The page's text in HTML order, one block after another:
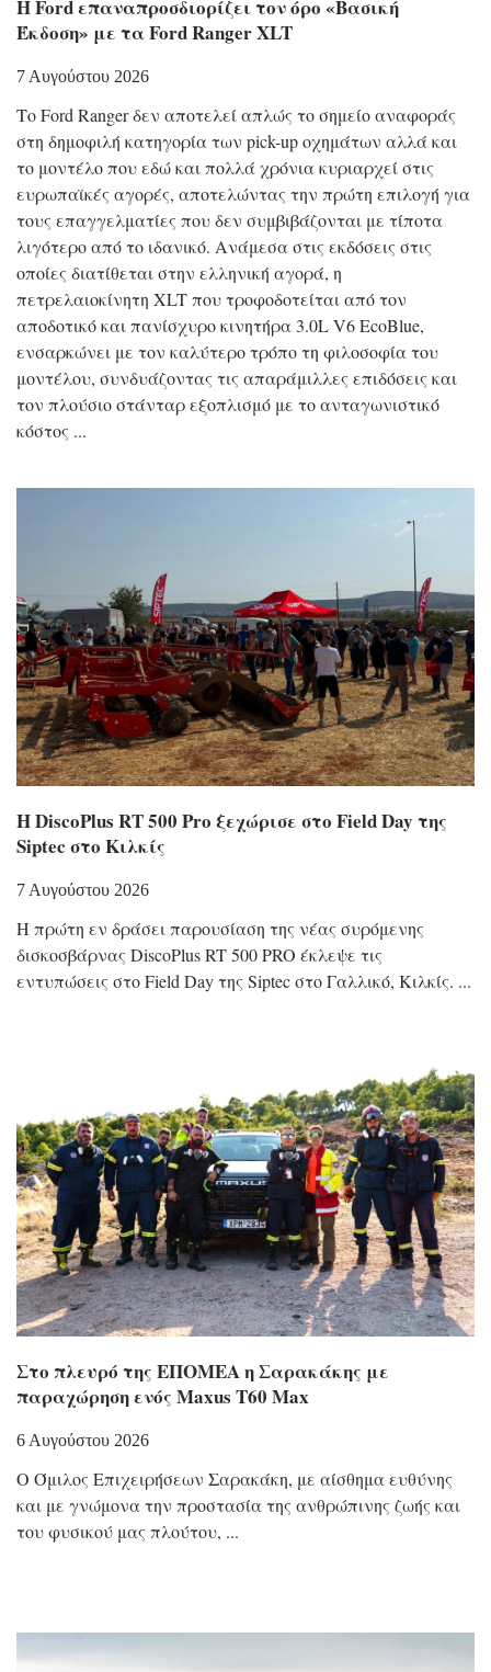
Η Ford επαναπροσδιορίζει τον όρο «Βασική
Έκδοση» με τα Ford Ranger XLT
7 Αυγούστου 2026
Το Ford Ranger δεν αποτελεί απλώς το σημείο αναφοράς
στη δημοφιλή κατηγορία των pick-up οχημάτων αλλά και
το μοντέλο που εδώ και πολλά χρόνια κυριαρχεί στις
ευρωπαϊκές αγορές, αποτελώντας την πρώτη επιλογή για
τους επαγγελματίες που δεν συμβιβάζονται με τίποτα
λιγότερο από το ιδανικό. Ανάμεσα στις εκδόσεις στις
οποίες διατίθεται στην ελληνική αγορά, η
πετρελαιοκίνητη XLT που τροφοδοτείται από τον
αποδοτικό και πανίσχυρο κινητήρα 3.0L V6 EcoBlue,
ενσαρκώνει με τον καλύτερο τρόπο τη φιλοσοφία του
μοντέλου, συνδυάζοντας τις απαράμιλλες επιδόσεις και
τον πλούσιο στάνταρ εξοπλισμό με το ανταγωνιστικό
κόστος
Η DiscoPlus RT 500 Pro ξεχώρισε στο Field Day της
Siptec στο Κιλκίς
7 Αυγούστου 2026
Η πρώτη εν δράσει παρουσίαση της νέας συρόμενης
δισκοσβάρνας DiscoPlus RT 500 PRO έκλεψε τις
εντυπώσεις στο Field Day της Siptec στο Γαλλικό, Κιλκίς.
Στο πλευρό της ΕΠΟΜΕΑ η Σαρακάκης με
παραχώρηση ενός Maxus T60 Max
6 Αυγούστου 2026
Ο Όμιλος Επιχειρήσεων Σαρακάκη, με αίσθημα ευθύνης
και με γνώμονα την προστασία της ανθρώπινης ζωής και
του φυσικού μας πλούτου,